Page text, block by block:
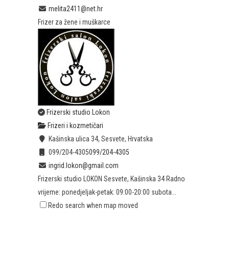
melita2411@net.hr
Frizer za žene i muškarce
Frizerski studio Lokon
Frizeri i kozmetičari
Kašinska ulica 34, Sesvete, Hrvatska
099/204-4305099/204-4305
ingrid.lokon@gmail.com
Frizerski studio LOKON Sesvete, Kašinska 34 Radno
vrijeme: ponedjeljak-petak: 09:00-20:00 subota...
Redo search when map moved